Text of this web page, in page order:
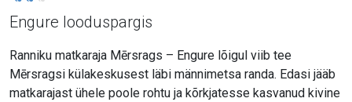
Engure looduspargis
Ranniku matkaraja Mērsrags – Engure lõigul viib tee
Mērsragsi külakeskusest läbi männimetsa randa. Edasi jääb
matkarajast ühele poole rohtu ja kõrkjatesse kasvanud kivine